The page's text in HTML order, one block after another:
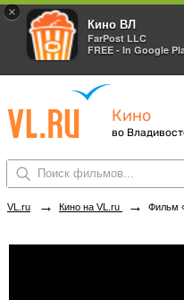
×
Кино ВЛ
FarPost LLC
FREE - In Google
Кино
во
VL.ru → Кино на VL.ru → Фильм